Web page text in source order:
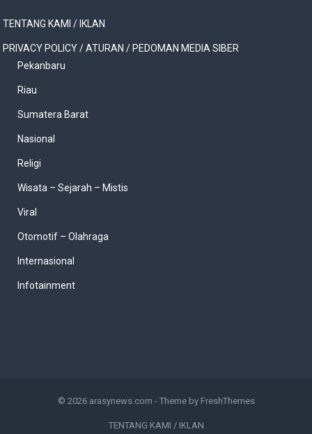
TENTANG KAMI / IKLAN
PRIVACY POLICY / ATURAN / PEDOMAN MEDIA SIBER
Pekanbaru
Riau
Sumatera Barat
Nasional
Religi
Wisata – Sejarah – Mistis
Viral
Otomotif – Olahraga
Internasional
Infotainment
© 2026 arasynews.com - Theme by FreshThemes
TENTANG KAMI / IKLAN